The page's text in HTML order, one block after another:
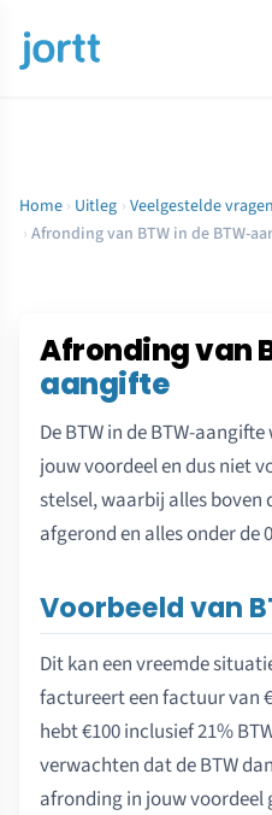
Home › Uitleg › Veelgestelde vragen
› Afronding van BTW in de BTW-
Afronding van
aangifte
De BTW in de BTW-
jouw voordeel en dus niet
stelsel, waarbij alles boven
afgerond en alles onder de
Voorbeeld van
Dit kan een vreemde
factureert een factuur van
hebt €100 inclusief 21%
verwachten dat de BTW
afronding in jouw